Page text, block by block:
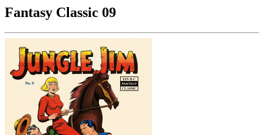
Fantasy Classic 09